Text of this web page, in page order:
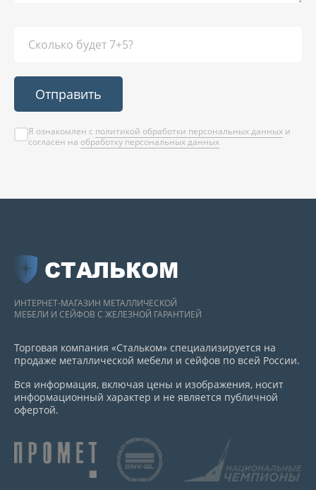
Отправить
Я ознакомлен с политикой обработки персональных данных и
согласен на обработку персональных данных
СТАЛЬКОМ
ИНТЕРНЕТ-МАГАЗИН МЕТАЛЛИЧЕСКОЙ
МЕБЕЛИ И СЕЙФОВ С ЖЕЛЕЗНОЙ ГАРАНТИЕЙ
Торговая компания «Стальком» специализируется на
продаже металлической мебели и сейфов по всей России.
Вся информация, включая цены и изображения, носит
информационный характер и не является публичной
офертой.